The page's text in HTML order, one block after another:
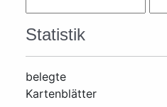
Statistik
belegte
Kartenblätter